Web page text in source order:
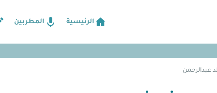
الرئيسية المطربين
عبدالرحمن